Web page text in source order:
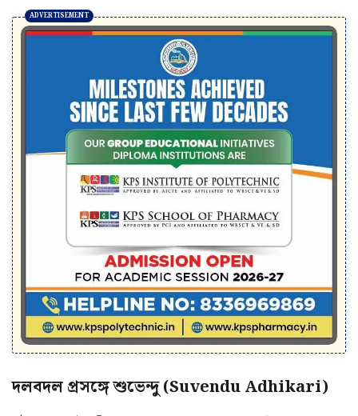
দলবদল প্রসঙ্গে শুভেন্দু (Suvendu Adhikari)